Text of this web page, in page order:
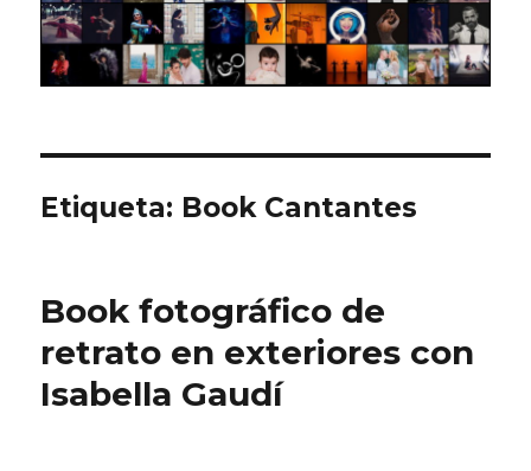
Etiqueta: Book Cantantes
Book fotográfico de
retrato en exteriores con
Isabella Gaudí